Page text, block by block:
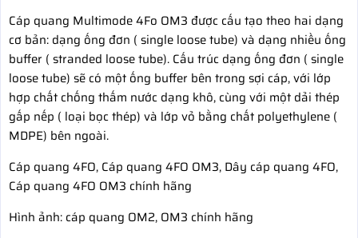
Cáp quang Multimode 4Fo OM3 được cấu tạo theo hai dạng
cơ bản: dạng ống đơn ( single loose tube) và dạng nhiều ống
buffer ( stranded loose tube). Cấu trúc dạng ống đơn ( single
loose tube) sẽ có một ống buffer bên trong sợi cáp, với lớp
hợp chất chống thấm nước dạng khô, cùng với một dải thép
gấp nếp ( loại bọc thép) và lớp vỏ bằng chất polyethylene (
MDPE) bên ngoài.
Cáp quang 4FO, Cáp quang 4FO OM3, Dây cáp quang 4FO,
Cáp quang 4FO OM3 chính hãng
Hình ảnh: cáp quang OM2, OM3 chính hãng